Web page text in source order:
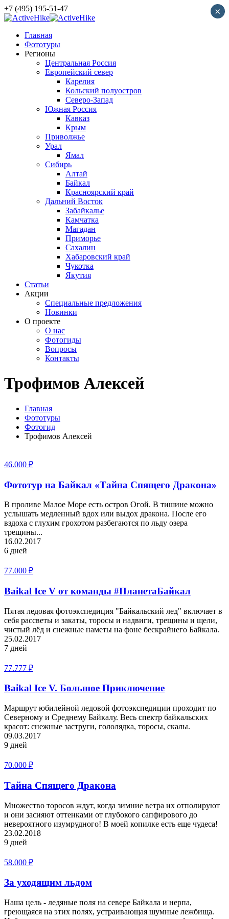
+7 (495) 195-51-47
Главная
Фототуры
Регионы
Центральная Россия
Европейский север
Карелия
Кольский полуостров
Северо-Запад
Южная Россия
Кавказ
Крым
Приволжье
Урал
Ямал
Сибирь
Алтай
Байкал
Красноярский край
Дальний Восток
Забайкалье
Камчатка
Магадан
Приморье
Сахалин
Хабаровский край
Чукотка
Якутия
Статьи
Акции
Специальные предложения
Новинки
О проекте
О нас
Фотогиды
Вопросы
Контакты
Трофимов Алексей
Главная
Фототуры
Фотогид
Трофимов Алексей
46.000 ₽
Фототур на Байкал «Тайна Спящего Дракона»
В проливе Малое Море есть остров Огой. В тишине можно
услышать медленный вдох или выдох дракона. После его
вздоха с глухим грохотом разбегаются по льду озера
трещины...
16.02.2017
6 дней
77.000 ₽
Baikal Ice V от команды #ПланетаБайкал
Пятая ледовая фотоэкспедиция "Байкальский лед" включает в
себя рассветы и закаты, торосы и надвиги, трещины и щели,
чистый лёд и снежные наметы на фоне бескрайнего Байкала.
25.02.2017
7 дней
77.777 ₽
Baikal Ice V. Большое Приключение
Маршрут юбилейной ледовой фотоэкспедиции проходит по
Северному и Среднему Байкалу. Весь спектр байкальских
красот: снежные заструги, гололядка, торосы, скалы.
09.03.2017
9 дней
70.000 ₽
Тайна Спящего Дракона
Множество торосов ждут, когда зимние ветра их отполируют
и они засияют оттенками от глубокого сапфирового до
невероятного изумрудного! В моей копилке есть еще чудеса!
23.02.2018
9 дней
58.000 ₽
За уходящим льдом
Наша цель - ледяные поля на севере Байкала и нерпа,
греющаяся на этих полях, устраивающая шумные лежбища.
×